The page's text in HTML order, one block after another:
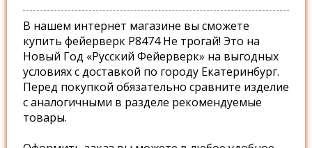
В нашем интернет магазине вы сможете
купить фейерверк Р8474 Не трогай! Это на
Новый Год «Русский Фейерверк» на выгодных
условиях с доставкой по городу Екатеринбург.
Перед покупкой обязательно сравните изделие
с аналогичными в разделе рекомендуемые
товары.